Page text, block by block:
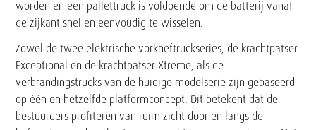
worden en een pallettruck is voldoende om de batterij vanaf
de zijkant snel en eenvoudig te wisselen.
Zowel de twee elektrische vorkheftruckseries, de krachtpatser
Exceptional en de krachtpatser Xtreme, als de
verbrandingstrucks van de huidige modelserie zijn gebaseerd
op één en hetzelfde platformconcept. Dit betekent dat de
bestuurders profiteren van ruim zicht door en langs de